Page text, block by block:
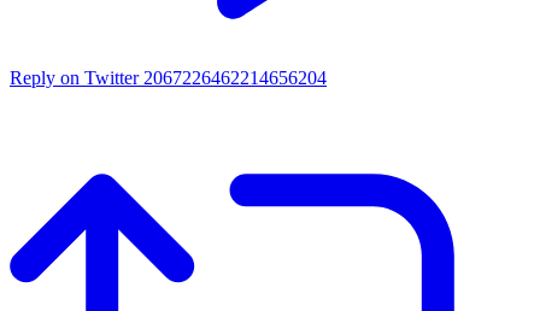
Reply on Twitter 2067226462214656204